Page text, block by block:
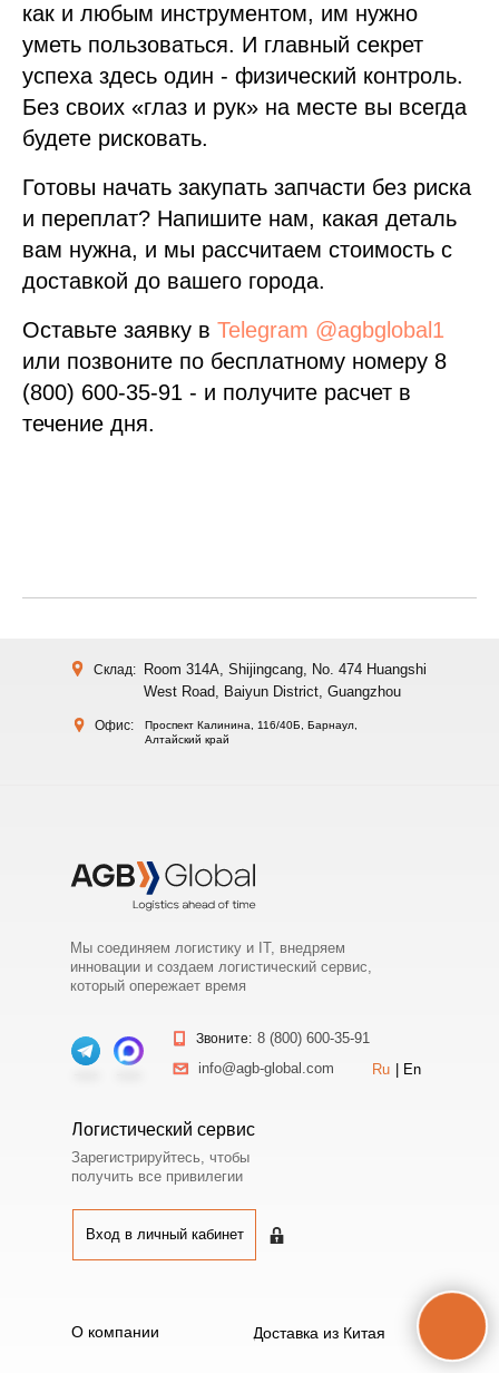
как и любым инструментом, им нужно
уметь пользоваться. И главный секрет
успеха здесь один - физический контроль.
Без своих «глаз и рук» на месте вы всегда
будете рисковать.
Готовы начать закупать запчасти без риска
и переплат? Напишите нам, какая деталь
вам нужна, и мы рассчитаем стоимость с
доставкой до вашего города.
Оставьте заявку в Telegram @agbglobal1
или позвоните по бесплатному номеру 8
(800) 600-35-91 - и получите расчет в
течение дня.
Мы соединяем логистику и IT, внедряем
инновации и создаем логистический сервис,
который опережает время
Логистический сервис
Зарегистрируйтесь, чтобы
получить все привилегии
Room 314A, Shijingcang, No. 474 Huangshi
West Road, Baiyun District, Guangzhou
Склад:
8 (800) 600-35-91
Звоните:
info@agb-global.com Ru En
О компании Доставка из Китая
Вход в личный кабинет
Вход в личный кабинет
Проспект Калинина, 116/40Б, Барнаул,
Алтайский край
Офис: